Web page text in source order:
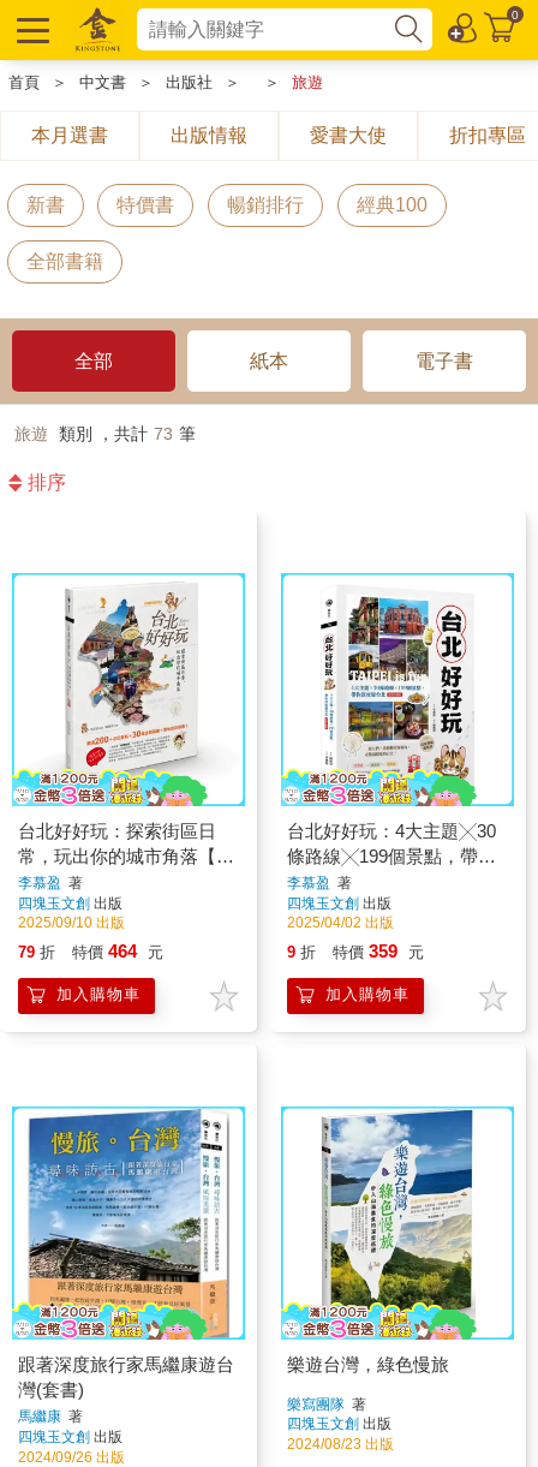
0
首頁 ＞ 中文書 ＞ 出版社 ＞ ＞ 旅遊
本月選書 出版情報 愛書大使 折扣專區
新書 特價書 暢銷排行 經典100
全部書籍
全部 紙本 電子書
旅遊 類別 ，共計 73 筆
排序
台北好好玩：探索街區日
常，玩出你的城市角落【暢
銷修訂版】
李慕盈 著
四塊玉文創 出版
2025/09/10 出版
79 折 特價 464 元
加入購物車
台北好好玩：4大主題╳30
條路線╳199個景點，帶你
深度遊台北【復刻珍藏版】
李慕盈 著
四塊玉文創 出版
2025/04/02 出版
9 折 特價 359 元
加入購物車
跟著深度旅行家馬繼康遊台
灣(套書)
馬繼康 著
四塊玉文創 出版
2024/09/26 出版
樂遊台灣，綠色慢旅
樂寫團隊 著
四塊玉文創 出版
2024/08/23 出版